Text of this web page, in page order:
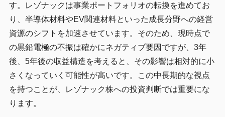
す。レゾナックは事業ポートフォリオの転換を進めてお
り、半導体材料やEV関連材料といった成長分野への経営
資源のシフトを加速させています。そのため、現時点で
の黒鉛電極の不振は確かにネガティブ要因ですが、3年
後、5年後の収益構造を考えると、その影響は相対的に小
さくなっていく可能性が高いです。この中長期的な視点
を持つことが、レゾナック株への投資判断では重要にな
ります。